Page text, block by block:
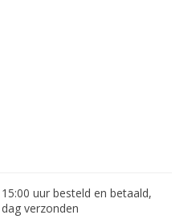
uur besteld en betaald,
verzonden